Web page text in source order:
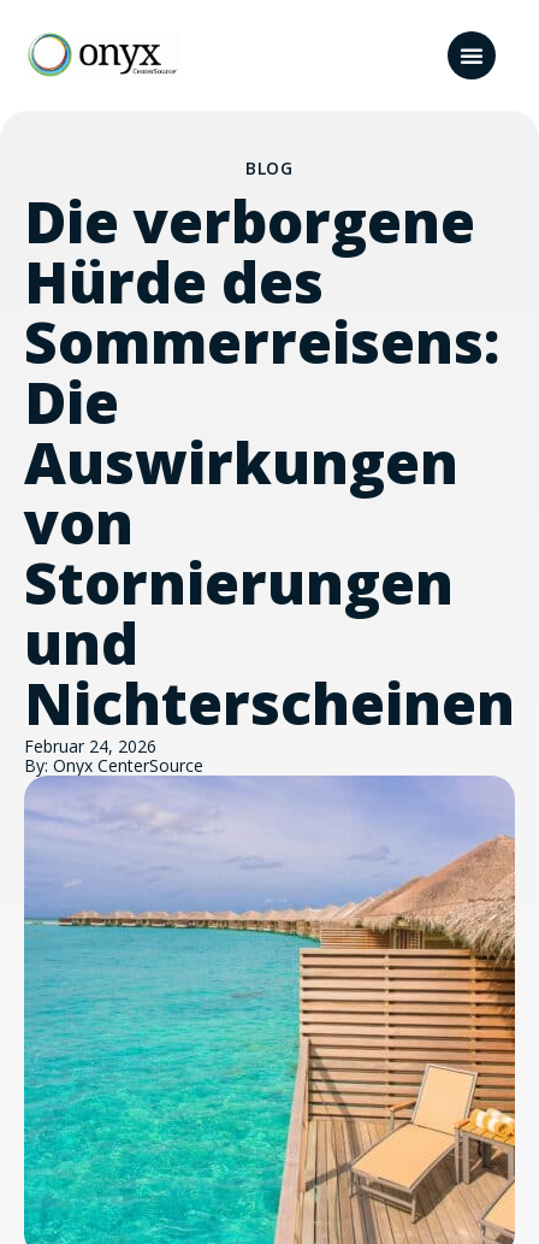
BLOG
Die verborgene
Hürde des
Sommerreisens:
Die
Auswirkungen
von
Stornierungen
und
Nichterscheinen
Februar 24, 2026
By: Onyx CenterSource